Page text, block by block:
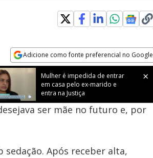
Adicione como fonte preferencial no Google
Opens in new window
Mulher é impedida de entrar
em casa pelo ex-marido e
entra na Justiça
Velocidade
após um procedimento de coleta
(SP), levanta questionamentos
ser mãe no futuro e, por
Após receber alta,